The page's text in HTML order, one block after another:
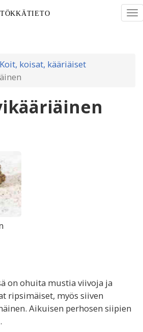
Koit, koisat, kääriäiset
on ohuita mustia viivoja ja
ripsimäiset, myös siiven
Aikuisen perhosen siipien